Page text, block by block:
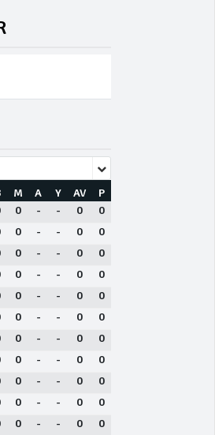
M A Y AV
P
0 - - 0
0
0 - - 0
0
0 - - 0
0
0 - - 0
0
0 - - 0
0
0 - - 0
0
0 - - 0
0
0 - - 0
0
0 - - 0
0
0 - - 0
0
0 - - 0 0